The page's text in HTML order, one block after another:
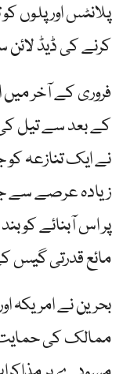
پلانٹس اور پلوں
کرنے کی ڈیڈ
فروری کے آخر میں
کے بعد سے تیل
نے ایک تنازعہ
زیادہ عرصے سے
پر اس آبنائے کو
مائع قدرتی گیس
بحرین نے امریکہ
ممالک کی